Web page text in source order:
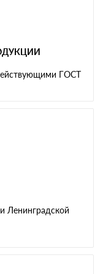
ГОСТ
Ленинградской